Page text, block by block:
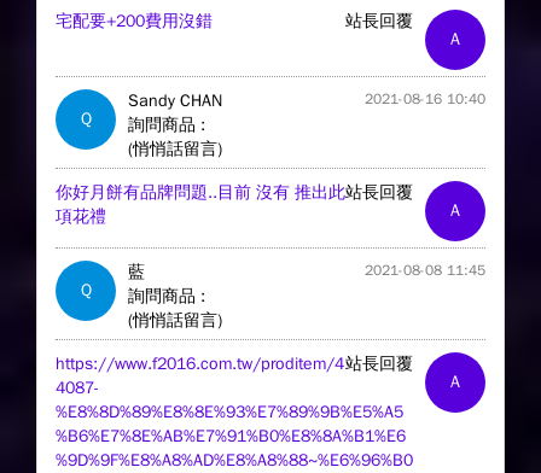
A
站長回覆
宅配要+200費用沒錯
Q
Sandy CHAN 2021-08-16 10:40
詢問商品 :
(悄悄話留言)
A
站長回覆
你好月餅有品牌問題..目前 沒有 推出此
項花禮
Q
藍 2021-08-08 11:45
詢問商品 :
(悄悄話留言)
A
站長回覆
https://www.f2016.com.tw/proditem/4
4087-
%E8%8D%89%E8%8E%93%E7%89%9B%E5%A5
%B6%E7%8E%AB%E7%91%B0%E8%8A%B1%E6
%9D%9F%E8%A8%AD%E8%A8%88~%E6%96%B0